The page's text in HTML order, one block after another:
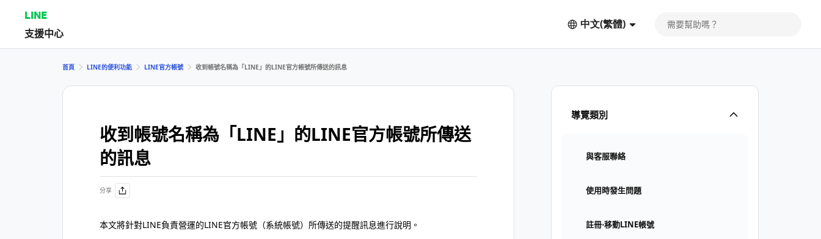
LINE
支援中心
中文(繁體)
導覽類別
與客服聯絡
使用時發生問題
註冊⋅移動LINE帳號
首頁 LINE的便利功能 LINE官方帳號 收到帳號名稱為「LINE」的LINE官方帳號所傳送的訊息
收到帳號名稱為「LINE」的LINE官方帳號所傳送
的訊息
分享
本文將針對LINE負責營運的LINE官方帳號（系統帳號）所傳送的提醒訊息進行說明。